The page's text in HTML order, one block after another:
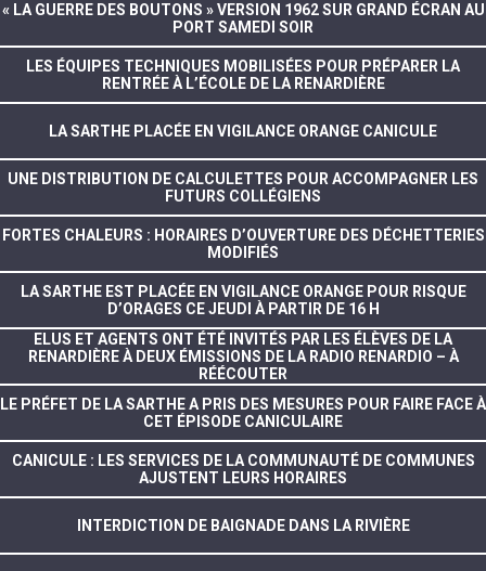
« LA GUERRE DES BOUTONS » VERSION 1962 SUR GRAND ÉCRAN AU
PORT SAMEDI SOIR
LES ÉQUIPES TECHNIQUES MOBILISÉES POUR PRÉPARER LA
RENTRÉE À L’ÉCOLE DE LA RENARDIÈRE
LA SARTHE PLACÉE EN VIGILANCE ORANGE CANICULE
UNE DISTRIBUTION DE CALCULETTES POUR ACCOMPAGNER LES
FUTURS COLLÉGIENS
FORTES CHALEURS : HORAIRES D’OUVERTURE DES DÉCHETTERIES
MODIFIÉS
LA SARTHE EST PLACÉE EN VIGILANCE ORANGE POUR RISQUE
D’ORAGES CE JEUDI À PARTIR DE 16 H
ELUS ET AGENTS ONT ÉTÉ INVITÉS PAR LES ÉLÈVES DE LA
RENARDIÈRE À DEUX ÉMISSIONS DE LA RADIO RENARDIO – À
RÉÉCOUTER
LE PRÉFET DE LA SARTHE A PRIS DES MESURES POUR FAIRE FACE À
CET ÉPISODE CANICULAIRE
CANICULE : LES SERVICES DE LA COMMUNAUTÉ DE COMMUNES
AJUSTENT LEURS HORAIRES
INTERDICTION DE BAIGNADE DANS LA RIVIÈRE